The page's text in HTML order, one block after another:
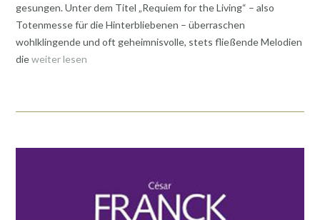
gesungen. Unter dem Titel „Requiem for the Living“ – also
Totenmesse für die Hinterbliebenen – überraschen
wohlklingende und oft geheimnisvolle, stets fließende Melodien
dieweiter lesen